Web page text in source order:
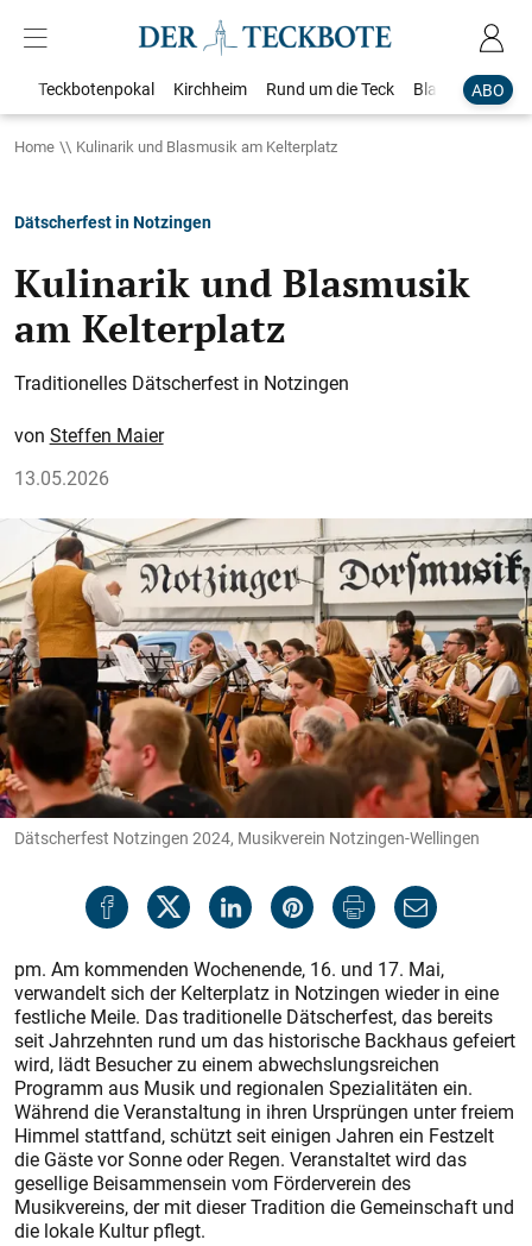
ABO
Teckbotenpokal Kirchheim Rund um die Teck Blaulicht
Home Kulinarik und Blasmusik am Kelterplatz
Dätscherfest in Notzingen
Kulinarik und Blasmusik
am Kelterplatz
Traditionelles Dätscherfest in Notzingen
Steffen Maier
13.05.2026
Dätscherfest Notzingen 2024, Musikverein Notzingen-Wellingen
pm. Am kommenden Wochenende, 16. und 17. Mai,
verwandelt sich der Kelterplatz in Notzingen wieder in eine
festliche Meile. Das traditionelle Dätscherfest, das bereits
seit Jahrzehnten rund um das historische Backhaus gefeiert
wird, lädt Besucher zu einem abwechslungsreichen
Programm aus Musik und regionalen Spezialitäten ein.
Während die Veranstaltung in ihren Ursprüngen unter freiem
Himmel stattfand, schützt seit einigen Jahren ein Festzelt
die Gäste vor Sonne oder Regen. Veranstaltet wird das
gesellige Beisammensein vom Förderverein des
Musikvereins, der mit dieser Tradition die Gemeinschaft und
die lokale Kultur pflegt.